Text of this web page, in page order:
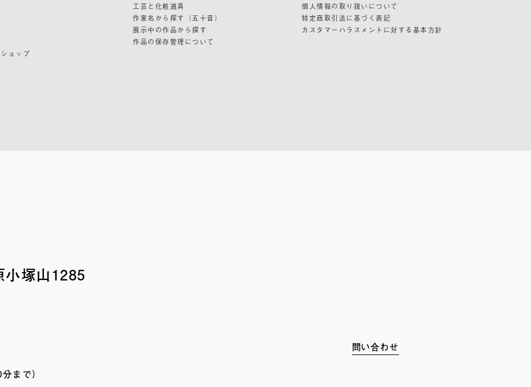
ョップ
工芸と化粧道具
作家名から探す（五十音）
展示中の作品から探す
作品の保存管理について
個人情報の取り扱いについて
特定商取引法に基づく表記
カスタマーハラスメントに対する基本方針
小塚山1285
まで）
問い合わせ